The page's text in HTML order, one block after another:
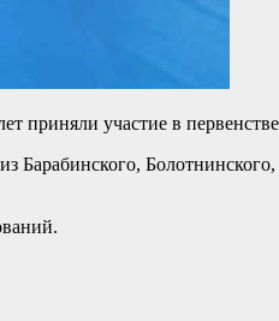
приняли участие в